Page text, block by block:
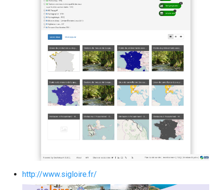
http://www.sigloire.fr/